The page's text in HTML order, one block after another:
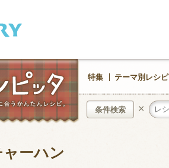
特集 テーマ別レシピ
条件検索 ×
洋食ーハン